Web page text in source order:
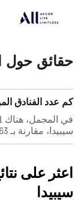
حقائق حول
كم عدد الفنادق
سيبيدا، مقارنة بـ 563 فندقا في ولاية كواهويلا.
اعثر على
سيبيدا